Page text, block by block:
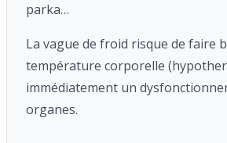
parka…
La vague de froid risque de faire
température corporelle
immédiatement un
organes.